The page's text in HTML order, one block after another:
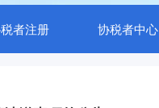
者注册 协税者中心